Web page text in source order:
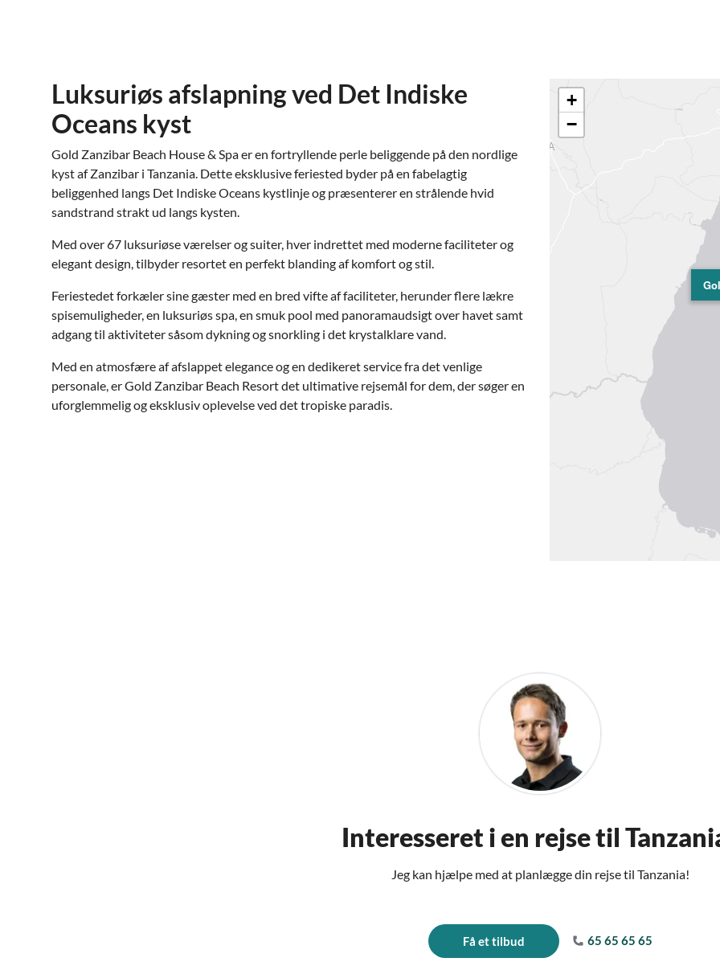
Luksuriøs afslapning ved Det Indiske
Oceans kyst
Gold Zanzibar Beach House & Spa er en fortryllende perle beliggende på den nordlige
kyst af Zanzibar i Tanzania. Dette eksklusive feriested byder på en fabelagtig
beliggenhed langs Det Indiske Oceans kystlinje og præsenterer en strålende hvid
sandstrand strakt ud langs kysten.
Med over 67 luksuriøse værelser og suiter, hver indrettet med moderne faciliteter og
elegant design, tilbyder resortet en perfekt blanding af komfort og stil.
Feriestedet forkæler sine gæster med en bred vifte af faciliteter, herunder flere lækre
spisemuligheder, en luksuriøs spa, en smuk pool med panoramaudsigt over havet samt
adgang til aktiviteter såsom dykning og snorkling i det krystalklare vand.
Med en atmosfære af afslappet elegance og en dedikeret service fra det venlige
personale, er Gold Zanzibar Beach Resort det ultimative rejsemål for dem, der søger en
uforglemmelig og eksklusiv oplevelse ved det tropiske paradis.
+
−
Interesseret i en rejse til
Jeg kan hjælpe med at planlægge din rejse til Tanzania!
Få et tilbud 65 65 65 65